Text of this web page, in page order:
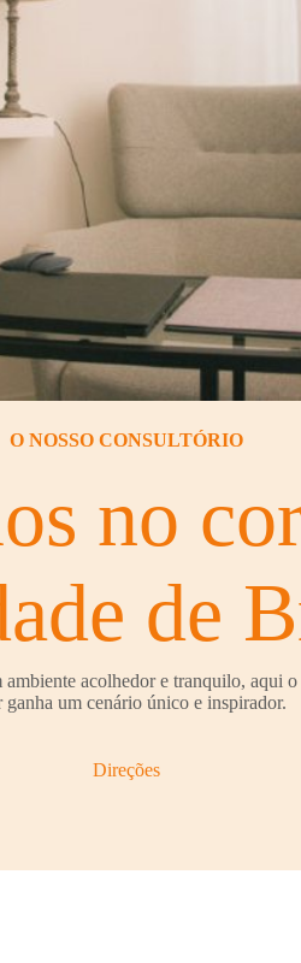
O NOSSO CONSULTÓRIO
no
de
acolhedor e tranquilo, aqui
ganha um cenário único e inspirador.
Direções